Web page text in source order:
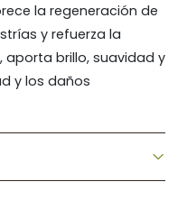
la regeneración de
y refuerza la
aporta brillo, suavidad y
y los daños